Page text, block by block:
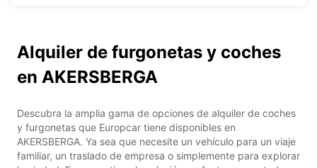
Alquiler de furgonetas y coches
en AKERSBERGA
Descubra la amplia gama de opciones de alquiler de coches
y furgonetas que Europcar tiene disponibles en
AKERSBERGA. Ya sea que necesite un vehículo para un viaje
familiar, un traslado de empresa o simplemente para explorar